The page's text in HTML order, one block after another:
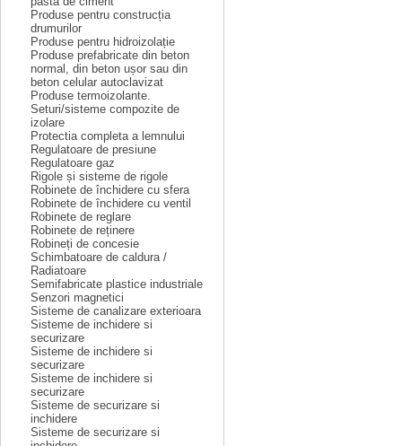
Produse pentru construcția
drumurilor
Produse pentru hidroizolație
Produse prefabricate din beton
normal, din beton ușor sau din
beton celular autoclavizat
Produse termoizolante.
Seturi/sisteme compozite de
izolare
Protectia completa a lemnului
Regulatoare de presiune
Regulatoare gaz
Rigole și sisteme de rigole
Robinete de închidere cu sfera
Robinete de închidere cu ventil
Robinete de reglare
Robinete de reținere
Robineți de concesie
Schimbatoare de caldura /
Radiatoare
Semifabricate plastice industriale
Senzori magnetici
Sisteme de canalizare exterioara
Sisteme de inchidere si
securizare
Sisteme de inchidere si
securizare
Sisteme de inchidere si
securizare
Sisteme de securizare si
inchidere
Sisteme de securizare si